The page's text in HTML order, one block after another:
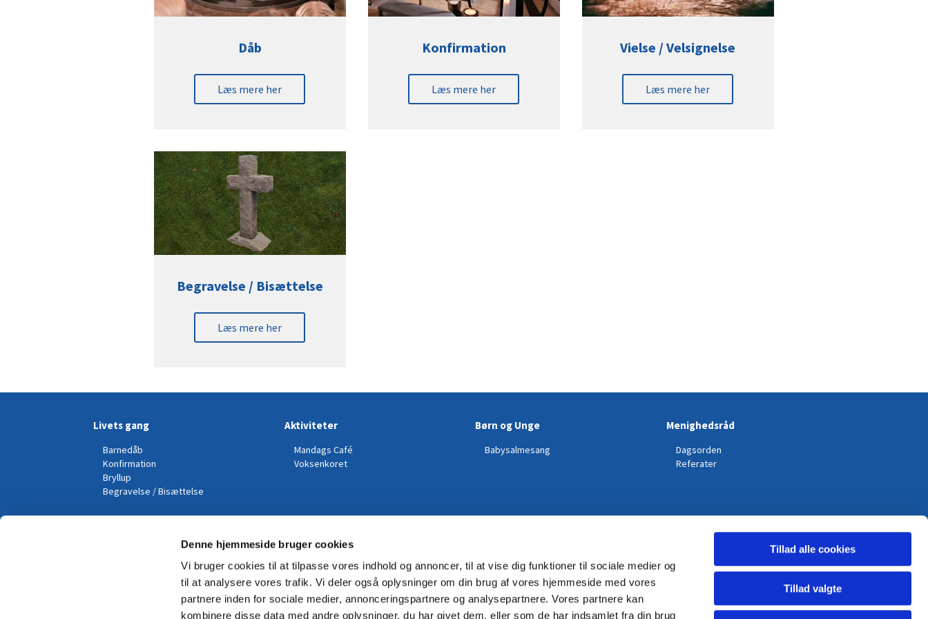
Denne hjemmeside bruger cookies
Vi bruger cookies til at tilpasse vores indhold og annoncer, til at vise dig funktioner til sociale medier og
til at analysere vores trafik. Vi deler også oplysninger om din brug af vores hjemmeside med vores
partnere inden for sociale medier, annonceringspartnere og analysepartnere. Vores partnere kan
kombinere disse data med andre oplysninger, du har givet dem, eller som de har indsamlet fra din brug
Tillad alle cookies
Tillad valgte
Dåb
Læs mere her
Konfirmation
Læs mere her
Vielse / Velsignelse
Læs mere her
Begravelse / Bisættelse
Læs mere her
Livets gang
Barnedåb
Konfirmation
Bryllup
Begravelse / Bisættelse
Aktiviteter
Mandags Café
Voksenkoret
Børn og Unge
Babysalmesang
Menighedsråd
Dagsorden
Referater